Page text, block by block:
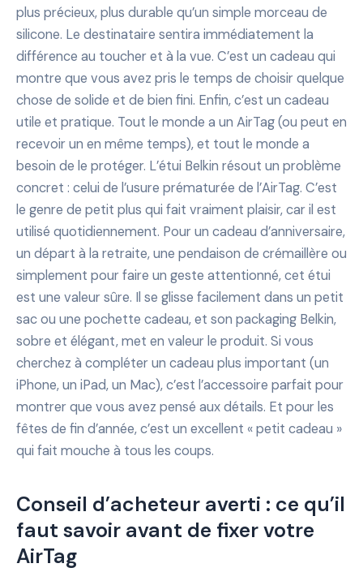
plus précieux, plus durable qu’un simple morceau de
silicone. Le destinataire sentira immédiatement la
différence au toucher et à la vue. C’est un cadeau qui
montre que vous avez pris le temps de choisir quelque
chose de solide et de bien fini. Enfin, c’est un cadeau
utile et pratique. Tout le monde a un AirTag (ou peut en
recevoir un en même temps), et tout le monde a
besoin de le protéger. L’étui Belkin résout un problème
concret : celui de l’usure prématurée de l’AirTag. C’est
le genre de petit plus qui fait vraiment plaisir, car il est
utilisé quotidiennement. Pour un cadeau d’anniversaire,
un départ à la retraite, une pendaison de crémaillère ou
simplement pour faire un geste attentionné, cet étui
est une valeur sûre. Il se glisse facilement dans un petit
sac ou une pochette cadeau, et son packaging Belkin,
sobre et élégant, met en valeur le produit. Si vous
cherchez à compléter un cadeau plus important (un
iPhone, un iPad, un Mac), c’est l’accessoire parfait pour
montrer que vous avez pensé aux détails. Et pour les
fêtes de fin d’année, c’est un excellent « petit cadeau »
qui fait mouche à tous les coups.
Conseil d’acheteur averti : ce qu’il
faut savoir avant de fixer votre
AirTag